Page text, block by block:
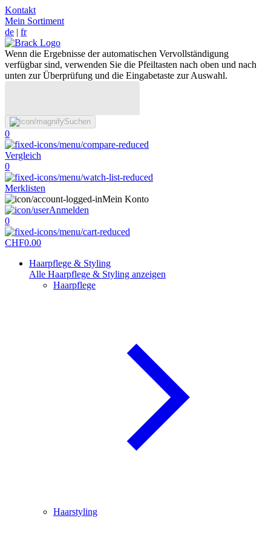
Kontakt
Mein Sortiment
de | fr
Wenn die Ergebnisse der automatischen Vervollständigung
verfügbar sind, verwenden Sie die Pfeiltasten nach oben und nach
unten zur Überprüfung und die Eingabetaste zur Auswahl.
Suchen
0
Vergleich
0
Merklisten
Mein Konto
Anmelden
0
CHF0.00
Haarpflege & Styling
Alle Haarpflege & Styling anzeigen
Haarpflege
Haarstyling